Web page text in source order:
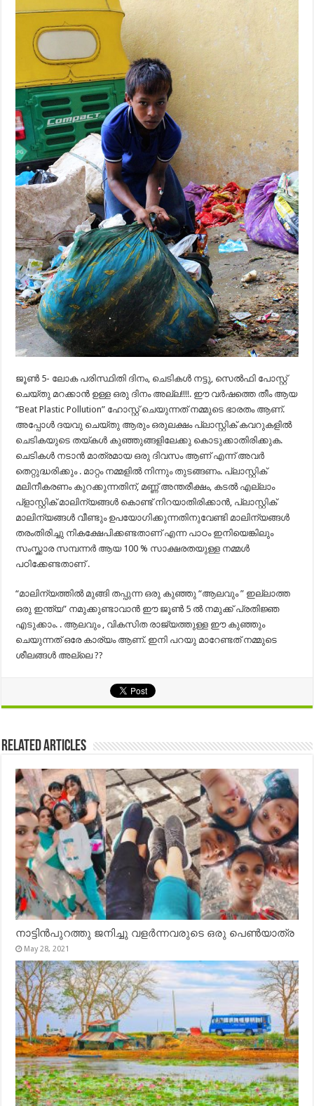
ജൂൺ 5- ലോക പരിസ്ഥിതി ദിനം, ചെടികൾ നട്ടു, സെൽഫി പോസ്റ്റ്
ചെയ്തു മറക്കാൻ ഉള്ള ഒരു ദിനം അല്ല!!!!. ഈ വർഷത്തെ തീം ആയ
“Beat Plastic Pollution” ഹോസ്റ്റ് ചെയുന്നത് നമ്മുടെ ഭാരതം ആണ്.
അപ്പോൾ ദയവു ചെയ്തു ആരും ഒരുലക്ഷം പ്ലാസ്റ്റിക് കവറുകളിൽ
ചെടികയുടെ തയ്‌കൾ കുഞ്ഞുങ്ങളിലേക്കു കൊടുക്കാതിരിക്കുക.
ചെടികൾ നടാൻ മാത്രമായ ഒരു ദിവസം ആണ് എന്ന് അവർ
തെറ്റുദ്ധരിക്കും . മാറ്റം നമ്മളിൽ നിന്നും തുടങ്ങണം. പ്ലാസ്റ്റിക്
മലിനീകരണം കുറക്കുന്നതിന്, മണ്ണ് അന്തരീക്ഷം, കടൽ എല്ലാം
പ്ളാസ്റ്റിക് മാലിന്യങ്ങൾ കൊണ്ട് നിറയാതിരിക്കാൻ, പ്ലാസ്റ്റിക്
മാലിന്യങ്ങൾ വീണ്ടും ഉപയോഗിക്കുന്നതിനുവേണ്ടി മാലിന്യങ്ങൾ
തരംതിരിച്ചു നികക്ഷേപിക്കണ്ടതാണ് എന്ന പാഠം ഇനിയെങ്കിലും
സംസ്ക്കാര സമ്പന്നർ ആയ 100 % സാക്ഷരതയുള്ള നമ്മൾ
പഠിക്കേണ്ടതാണ് .
“മാലിന്യത്തിൽ മുങ്ങി തപ്പുന്ന ഒരു കുഞ്ഞു “ആലവും ” ഇല്ലാത്ത
ഒരു ഇന്ത്യ” നമുക്കുണ്ടാവാൻ ഈ ജൂൺ 5 ൽ നമുക്ക് പ്രതിജ്ഞ
എടുക്കാം. . ആലവും , വികസിത രാജ്യത്തുള്ള ഈ കുഞ്ഞും
ചെയുന്നത് ഒരേ കാര്യം ആണ്. ഇനി പറയു മാറേണ്ടത് നമ്മുടെ
ശീലങ്ങൾ അല്ലെ ??
Related Articles
നാട്ടിൻപുറത്തു ജനിച്ചു വളർന്നവരുടെ ഒരു പെൺയാത്ര
May 28, 2021